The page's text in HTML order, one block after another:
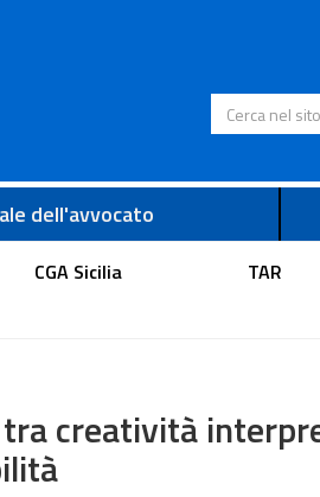
Cerca nel
dell'avvocato
CGA Sicilia TAR
creatività